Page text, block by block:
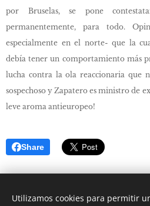
por Bruselas, se pone
permanentemente, para todo.
especialmente en el norte- que la
debía tener un comportamiento más
lucha contra la ola reaccionaria que
sospechoso y Zapatero es ministro de
leve aroma antieuropeo!
Share
Utilizamos cookies para permitir